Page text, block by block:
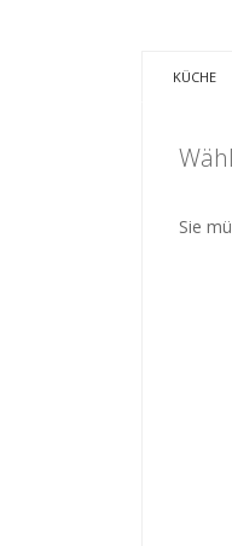
KÜCHE
Sie